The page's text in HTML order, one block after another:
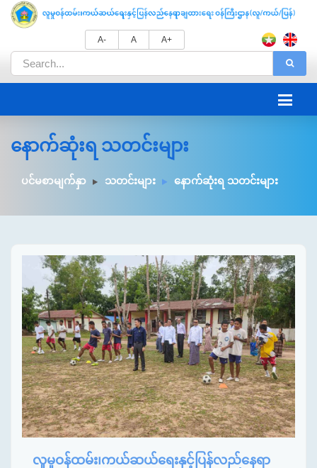
A- A A+
နောက်ဆုံးရ သတင်းများ
ပင်မစာမျက်နှာ သတင်းများ နောက်ဆုံးရ သတင်းများ
လူမှုဝန်ထမ်း၊ကယ်ဆယ်ရေးနှင့်ပြန်လည်နေရာ